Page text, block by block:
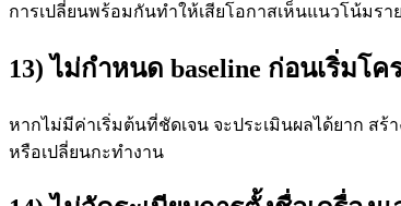
การเปลี่ยนพร้อมกันทำให้เสียโอกาสเห็นแนวโน้มรา
13) ไม่กำหนด baseline ก่อนเริ่มโค
หากไม่มีค่าเริ่มต้นที่ชัดเจน จะประเมินผลได้ยาก สร้
หรือเปลี่ยนกะทำงาน